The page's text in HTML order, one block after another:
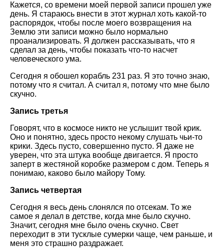
Кажется, со времени моей первой записи прошел уже
день. Я стараюсь внести в этот журнал хоть какой-то
распорядок, чтобы после моего возвращения на
Землю эти записи можно было нормально
проанализировать. Я должен рассказывать, что я
сделал за день, чтобы показать что-то насчет
человеческого ума.
Сегодня я обошел корабль 231 раз. Я это точно знаю,
потому что я считал. А считал я, потому что мне было
скучно.
Запись третья
Говорят, что в космосе никто не услышит твой крик.
Оно и понятно, здесь просто некому слушать чьи-то
крики. Здесь пусто, совершенно пусто. Я даже не
уверен, что эта штука вообще двигается. Я просто
заперт в жестяной коробке размером с дом. Теперь я
понимаю, каково было майору Тому.
Запись четвертая
Сегодня я весь день слонялся по отсекам. То же
самое я делал в детстве, когда мне было скучно.
Значит, сегодня мне было очень скучно. Свет
переходит в эти тусклые сумерки чаще, чем раньше, и
меня это страшно раздражает.